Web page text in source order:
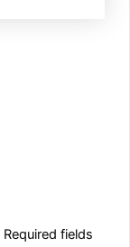
Required fields